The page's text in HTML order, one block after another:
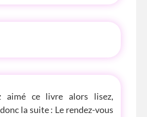
OU D'APRÈS
aimé ce livre alors lisez,
la suite : Le rendez-vous